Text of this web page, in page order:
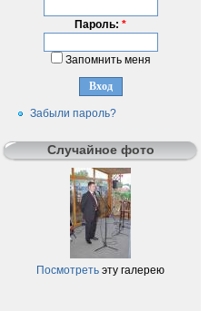
Пароль: *
Запомнить меня
Забыли пароль?
Случайное фото
Посмотреть эту галерею